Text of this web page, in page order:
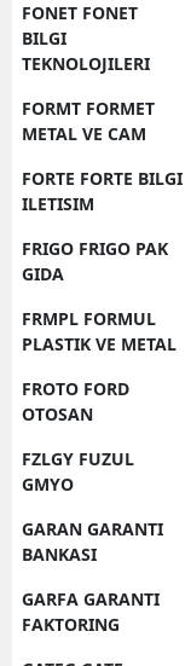
FONET FONET
BILGI
TEKNOLOJILERI
FORMT FORMET
METAL VE CAM
FORTE FORTE BILGI
ILETISIM
FRIGO FRIGO PAK
GIDA
FRMPL FORMUL
PLASTIK VE METAL
FROTO FORD
OTOSAN
FZLGY FUZUL
GMYO
GARAN GARANTI
BANKASI
GARFA GARANTI
FAKTORING